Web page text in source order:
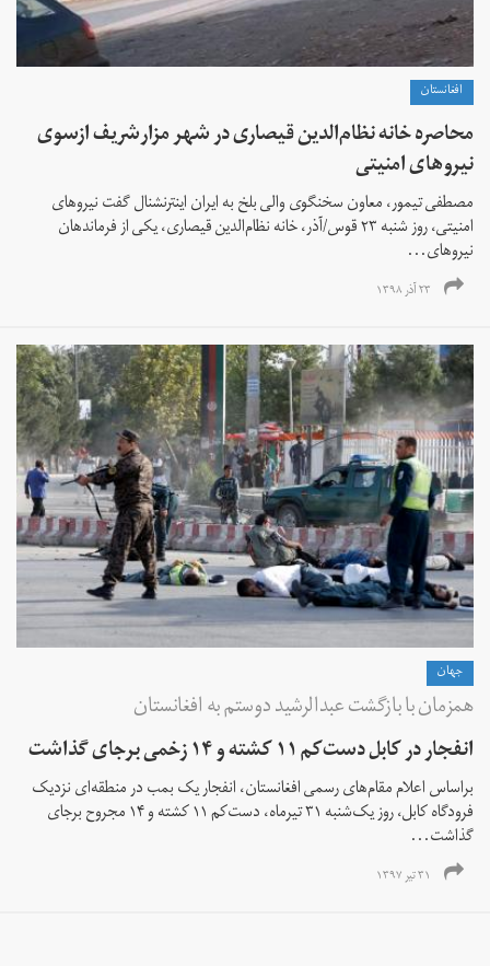
افغانستان
محاصره خانه نظام‌الدین قیصاری در شهر مزارشریف ازسوی
نیروهای امنیتی
مصطفی تیمور، معاون سخنگوی والی بلخ به ایران اینترنشنال گفت نیروهای
امنیتی، روز شنبه ۲۳ قوس/آذر، خانه نظام‌الدین قیصاری، یکی از فرماندهان
نیروهای...
۲۳ آذر ۱۳۹۸
جهان
همزمان با بازگشت عبدالرشید دوستم به افغانستان
انفجار در کابل دست‌کم ۱۱ کشته و ۱۴ زخمی برجای گذاشت
براساس اعلام مقام‌های رسمی افغانستان، انفجار یک بمب در منطقه‌ای نزدیک
فرودگاه کابل، روز یک‌شنبه ۳۱ تیرماه، دست‌کم ۱۱ کشته و ۱۴ مجروح برجای
گذاشت...
۳۱ تیر ۱۳۹۷